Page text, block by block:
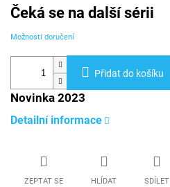
Měrná
cena:
Čeká se na další sérii
Možnosti doručení
Přidat do košíku
Novinka 2023
Detailní informace
ZEPTAT SE HLÍDAT SDÍLET